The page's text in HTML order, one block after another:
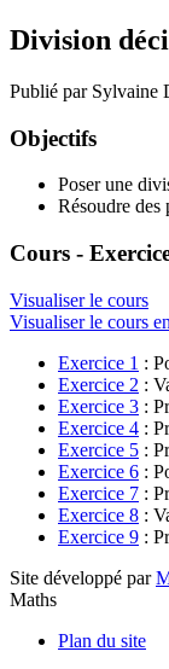
Division
Publié par Sylvaine
Objectifs
Poser une
Résoudre
Cours -
Visualiser le cours
Visualiser le cours
Exercice 1 :
Exercice 2 :
Exercice 3 :
Exercice 4 :
Exercice 5 :
Exercice 6 :
Exercice 7 :
Exercice 8 :
Exercice 9 :
Site développé par
Maths
Plan du site